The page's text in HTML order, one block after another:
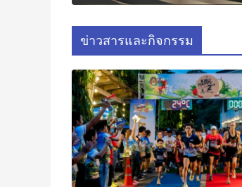
ข่าวสารและกิจกรรม